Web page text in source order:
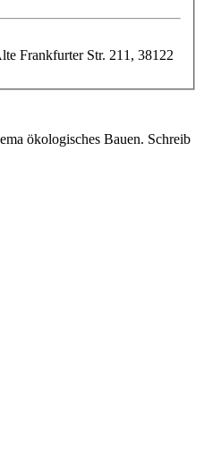
Frankfurter Str. 211, 38122
ökologisches Bauen. Schreib